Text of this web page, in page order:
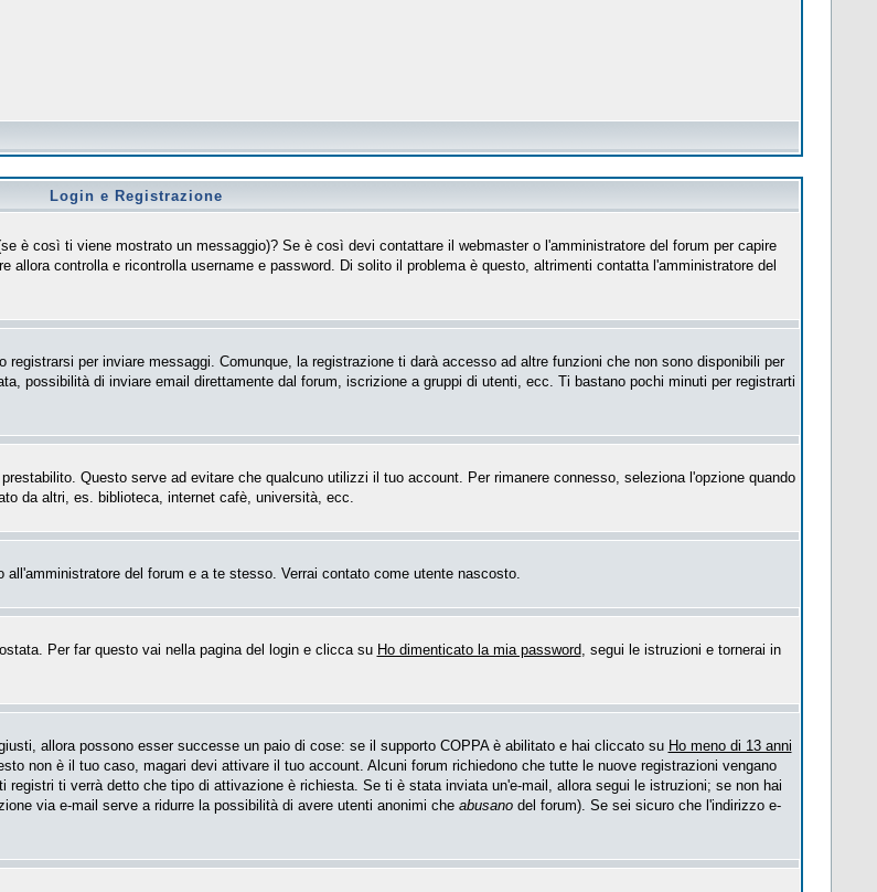
Login e Registrazione
è così ti viene mostrato un messaggio)? Se è così devi contattare il webmaster o l'amministratore del forum per capire
controlla e ricontrolla username e password. Di solito il problema è questo, altrimenti contatta l'amministratore del
per inviare messaggi. Comunque, la registrazione ti darà accesso ad altre funzioni che non sono disponibili per
possibilità di inviare email direttamente dal forum, iscrizione a gruppi di utenti, ecc. Ti bastano pochi minuti per registrarti
Questo serve ad evitare che qualcuno utilizzi il tuo account. Per rimanere connesso, seleziona l'opzione quando
da altri, es. biblioteca, internet cafè, università, ecc.
all'amministratore del forum e a te stesso. Verrai contato come utente nascosto.
Per far questo vai nella pagina del login e clicca su Ho dimenticato la mia password, segui le istruzioni e tornerai in
allora possono esser successe un paio di cose: se il supporto COPPA è abilitato e hai cliccato su Ho meno di 13 anni
non è il tuo caso, magari devi attivare il tuo account. Alcuni forum richiedono che tutte le nuove registrazioni vengano
ti verrà detto che tipo di attivazione è richiesta. Se ti è stata inviata un'e-mail, allora segui le istruzioni; se non hai
via e-mail serve a ridurre la possibilità di avere utenti anonimi che abusanodel forum). Se sei sicuro che l'indirizzo e-